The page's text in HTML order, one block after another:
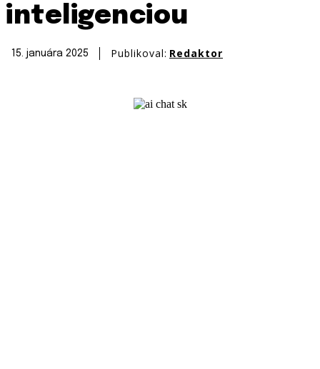
inteligenciou
15. januára 2025 Publikoval: Redaktor